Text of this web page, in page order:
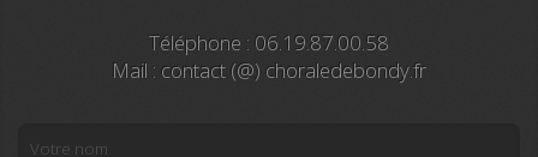
Téléphone : 06.19.87.00.58
Mail : contact (@) choraledebondy.fr